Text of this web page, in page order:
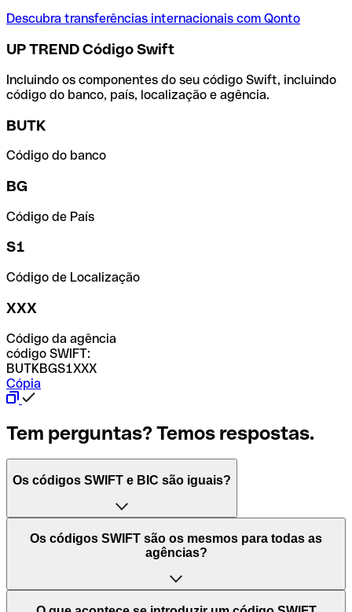
Descubra transferências internacionais com Qonto
UP TREND Código Swift
Incluindo os componentes do seu código Swift, incluindo
código do banco, país, localização e agência.
BUTK
Código do banco
BG
Código de País
S1
Código de Localização
XXX
Código da agência
código SWIFT:
BUTKBGS1XXX
Cópia
Tem perguntas? Temos respostas.
Os códigos SWIFT e BIC são iguais?
O acrónimo SWIFT significa "Society for Worldwide
Interbank Financial Telecommunication (Sociedade para
Mundiais)". Trata-se de uma rede mundial onde se
processam pagamentos entre países. Por outro lado, BIC
Os códigos SWIFT são os mesmos para todas as
agências?